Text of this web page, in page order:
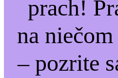
prach!
na
– pozrite